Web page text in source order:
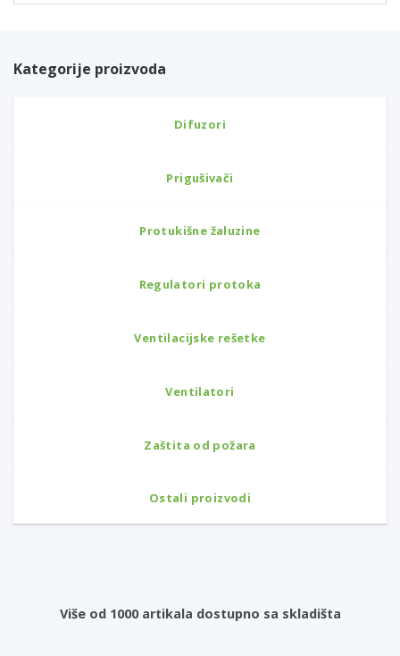
Kategorije proizvoda
Difuzori
Prigušivači
Protukišne žaluzine
Regulatori protoka
Ventilacijske rešetke
Ventilatori
Zaštita od požara
Ostali proizvodi
Više od 1000 artikala dostupno sa skladišta